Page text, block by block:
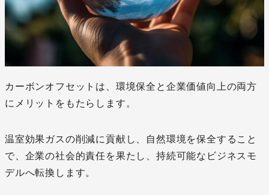
カーボンオフセットは、環境保全と企業価値向上の両方
にメリットをもたらします。
温室効果ガスの削減に貢献し、自然環境を保全すること
で、企業の社会的責任を果たし、持続可能なビジネスモ
デルへ転換します。